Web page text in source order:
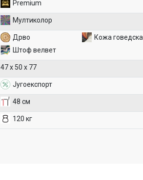
Premium
Мултиколор
Дрво Кожа говедска
Штоф велвет
47 х 50 х 77
Југоекспорт
48 см
120 кг